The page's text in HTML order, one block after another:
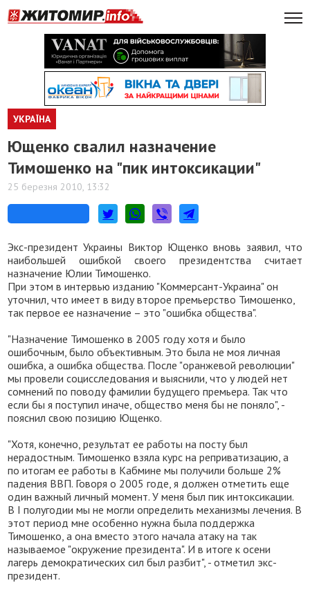
УКРАЇНА
Ющенко свалил назначение
Тимошенко на "пик интоксикации"
25 березня 2010, 13:32
Экс-президент Украины Виктор Ющенко вновь заявил, что
наибольшей ошибкой своего президентства считает
назначение Юлии Тимошенко.
При этом в интервью изданию "Коммерсант-Украина" он
уточнил, что имеет в виду второе премьерство Тимошенко,
так первое ее назначение – это "ошибка общества".
"Назначение Тимошенко в 2005 году хотя и было
ошибочным, было объективным. Это была не моя личная
ошибка, а ошибка общества. После "оранжевой революции"
мы провели социсследования и выяснили, что у людей нет
сомнений по поводу фамилии будущего премьера. Так что
если бы я поступил иначе, общество меня бы не поняло", -
пояснил свою позицию Ющенко.
"Хотя, конечно, результат ее работы на посту был
нерадостным. Тимошенко взяла курс на реприватизацию, а
по итогам ее работы в Кабмине мы получили больше 2%
падения ВВП. Говоря о 2005 годе, я должен отметить еще
один важный личный момент. У меня был пик интоксикации.
В I полугодии мы не могли определить механизмы лечения. В
этот период мне особенно нужна была поддержка
Тимошенко, а она вместо этого начала атаку на так
называемое "окружение президента". И в итоге к осени
лагерь демократических сил был разбит", - отметил экс-
президент.